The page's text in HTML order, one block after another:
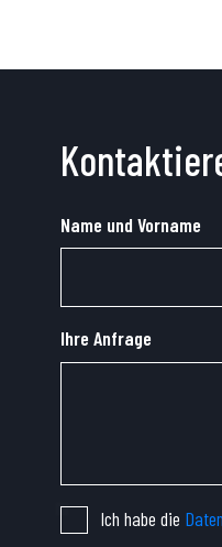
Name und Vorname
Ihre Anfrage
Ich habe die